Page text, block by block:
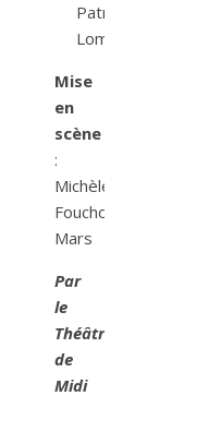
Patrice
Lomenech
Mise
en
scène
:
Michèle
Fouchou-
Mars
Par
le
Théâtre
de
Midi